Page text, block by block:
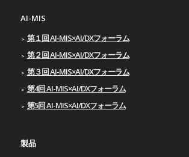
AI-MIS
第１回 AI-MIS×AI/DXフォーラム
第２回 AI-MIS×AI/DXフォーラム
第３回 AI-MIS×AI/DXフォーラム
第4回 AI-MIS×AI/DXフォーラム
第5回 AI-MIS×AI/DXフォーラム
製品